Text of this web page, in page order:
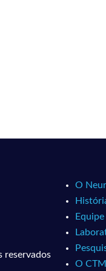
reservados
O
Equipe
O